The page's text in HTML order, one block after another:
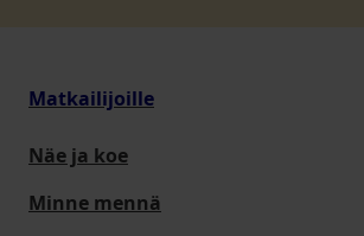
Matkailijoille
Näe ja koe
Minne mennä